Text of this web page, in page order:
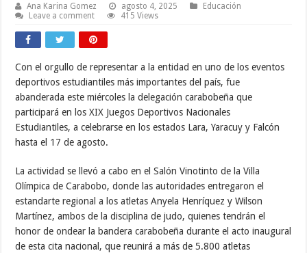
Ana Karina Gomez agosto 4, 2025
Educación
Leave a comment
415 Views
Con el orgullo de representar a la entidad en uno de los eventos
deportivos estudiantiles más importantes del país, fue
abanderada este miércoles la delegación carabobeña que
participará en los XIX Juegos Deportivos Nacionales
Estudiantiles, a celebrarse en los estados Lara, Yaracuy y Falcón
hasta el 17 de agosto.
La actividad se llevó a cabo en el Salón Vinotinto de la Villa
Olímpica de Carabobo, donde las autoridades entregaron el
estandarte regional a los atletas Anyela Henríquez y Wilson
Martínez, ambos de la disciplina de judo, quienes tendrán el
honor de ondear la bandera carabobeña durante el acto inaugural
de esta cita nacional, que reunirá a más de 5.800 atletas